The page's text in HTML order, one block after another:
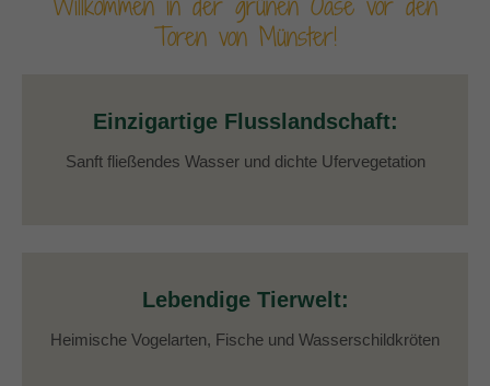
Toren von Münster!
Einzigartige Flusslandschaft:
Sanft fließendes Wasser und dichte Ufervegetation
Lebendige Tierwelt:
Heimische Vogelarten, Fische und Wasserschildkröten